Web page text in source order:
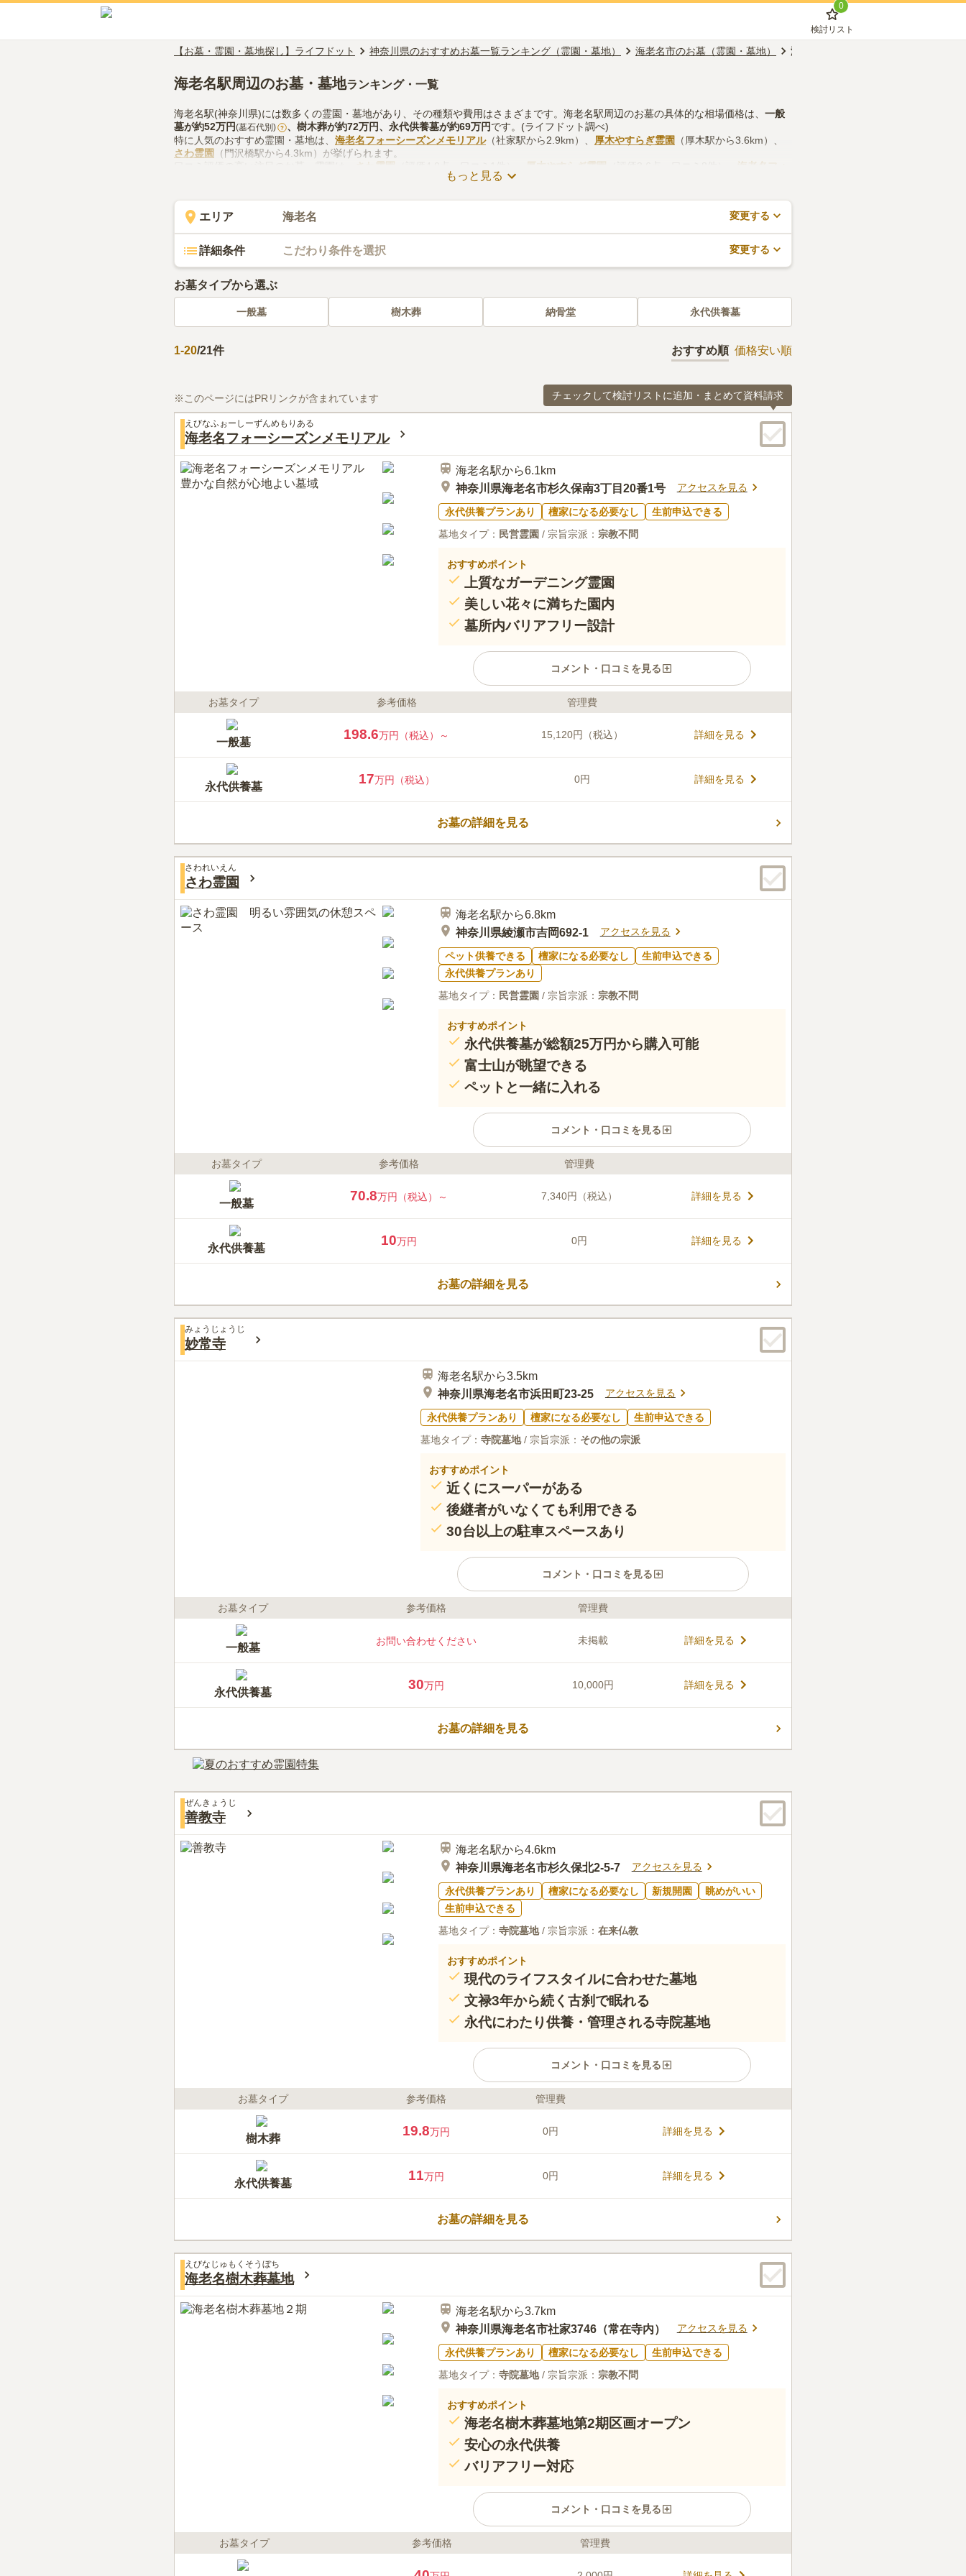
0
検討リスト
【お墓・霊園・墓地探し】ライフドット 神奈川県のおすすめお墓一覧ランキング（霊園・墓地） 海老名市のお墓（霊園・墓地） 海老名駅のお墓（霊園・墓地）
海老名駅周辺のお墓・墓地ランキング・一覧
海老名駅(神奈川県)には数多くの霊園・墓地があり、その種類や費用はさまざまです。海老名駅周辺のお墓の具体的な相場価格は、 一般
墓が約52万円(墓石代別) ? 、 樹木葬が約72万円、 永代供養墓が約69万円です。(ライフドット調べ)
特に人気のおすすめ霊園・墓地は、 海老名フォーシーズンメモリアル（社家駅から2.9km）、 厚木やすらぎ霊園 （厚木駅から3.6km）、
さわ霊園 （門沢橋駅から4.3km）が挙げられます。
さわ霊園 厚木やすらぎ霊園
海老名フォ
（評価3.4点・口コミ6件）があります。
での供花やお線香の入手方法などを考慮して選ぶとよいでしょう。資料請求や見学予約が無料でできますので、活用してみてください。
もっと見る
エリア 海老名 変更する
詳細条件 こだわり条件を選択 変更する
お墓タイプから選ぶ
一般墓 樹木葬 納骨堂 永代供養墓
1-20/21件 おすすめ順 価格安い順
※このページにはPRリンクが含まれています チェックして検討リストに追加・まとめて資料請求
えびなふぉーしーずんめもりある
海老名フォーシーズンメモリアル
海老名駅から6.1km
神奈川県海老名市杉久保南3丁目20番1号
アクセスを見る
永代供養プランあり 檀家になる必要なし
生前申込できる
墓地タイプ： 民営霊園 / 宗旨宗派： 宗教不問
おすすめポイント
上質なガーデニング霊園
美しい花々に満ちた園内
墓所内バリアフリー設計
コメント・口コミを見る
ライフドット編集部のコメント
駅」よりバスで約12分の立地です。園内には大型駐車場がある
ので、車でもアクセスしやすいです。 イングリッシュガーデン
の花と緑に満ちています。 墓所内バリアフリー設計、主参道に
身障者対応車両の乗り入れが可能となっており、体の不自由な
方でも安心してお参りすることができます。
口コミ評価
みんなの評価
こで購入する事が多いです。駅前からバス停までに目立ったお花屋さん
はありません。お供え物はスーパーで購入します。墓地の周りは住宅街
口コミの続きを読む
お墓タイプ 参考価格 管理費
一般墓
198.6万円（税込）～ 15,120円（税込） 詳細を見る
永代供養墓
17万円（税込） 0円 詳細を見る
お墓の詳細を見る
さわれいえん
さわ霊園
海老名駅から6.8km
神奈川県綾瀬市吉岡692-1
アクセスを見る
ペット供養できる 檀家になる必要なし
生前申込できる
永代供養プランあり
墓地タイプ： 民営霊園 / 宗旨宗派： 宗教不問
おすすめポイント
永代供養墓が総額25万円から購入可能
富士山が眺望できる
ペットと一緒に入れる
コメント・口コミを見る
ライフドット編集部のコメント
四季折々の草花が咲く美しい園内は、区画ごとにゆとりを確保
してあります。 バリアフリー設計になっており、駐車場から墓
施工のため、高齢の方や車椅子の方でも安心してお参りするこ
とができます。 管理体制もしっかりしており、常駐の管理スタ
ッフに仏事や会食の相談などもすることができます。
口コミ評価
みんなの評価
お花やろうそく、お供え物を購入することができるのが便利です。お墓
お墓タイプ 参考価格 管理費
一般墓
70.8万円（税込）～ 7,340円（税込） 詳細を見る
永代供養墓
10万円 0円 詳細を見る
お墓の詳細を見る
みょうじょうじ
妙常寺
海老名駅から3.5km
神奈川県海老名市浜田町23-25
アクセスを見る
永代供養プランあり 檀家になる必要なし
生前申込できる
墓地タイプ： 寺院墓地/ 宗旨宗派： その他の宗派
おすすめポイント
近くにスーパーがある
後継者がいなくても利用できる
30台以上の駐車スペースあり
コメント・口コミを見る
ライフドット編集部のコメント
痛くならないよう全てイス席になっており、床暖房も完備されてい
ます。控室としても使用できる和室は15畳あり、宿泊も可能なた
保育園や幼稚園、小学校があるため、子どもたちの元気な声が聞こ
えとても明るい雰囲気です。
口コミ評価
この霊園はまだ誰からも評価されていません。
お墓タイプ 参考価格 管理費
一般墓
お問い合わせください 未掲載 詳細を見る
永代供養墓
30万円 10,000円 詳細を見る
お墓の詳細を見る
ぜんきょうじ
善教寺
海老名駅から4.6km
神奈川県海老名市杉久保北2-5-7
アクセスを見る
永代供養プランあり 檀家になる必要なし 新規開園
眺めがいい
生前申込できる
墓地タイプ： 寺院墓地/ 宗旨宗派： 在来仏教
おすすめポイント
現代のライフスタイルに合わせた墓地
文禄3年から続く古刹で眠れる
永代にわたり供養・管理される寺院墓地
コメント・口コミを見る
ライフドット編集部のコメント
寺です。相模七福神の一つ「布袋尊」のある寺として知られ、
「子授かり観音」の寺としても信仰されています。地元の絵
る寺」としても親しまれ、境内には四季折々の花が咲き誇りま
す。新しくオープンする永代供養墓・樹木葬エリアは、現代の
悩みである後継者や費用の面が考慮されたお墓です。境内散策
口コミ評価
この霊園はまだ誰からも評価されていません。
お墓タイプ 参考価格 管理費
樹木葬
19.8万円 0円 詳細を見る
永代供養墓
11万円 0円 詳細を見る
お墓の詳細を見る
えびなじゅもくそうぼち
海老名樹木葬墓地
海老名駅から3.7km
神奈川県海老名市社家3746（常在寺内）
アクセスを見る
永代供養プランあり 檀家になる必要なし
生前申込できる
墓地タイプ： 寺院墓地/ 宗旨宗派： 宗教不問
おすすめポイント
海老名樹木葬墓地第2期区画オープン
安心の永代供養
バリアフリー対応
コメント・口コミを見る
ライフドット編集部のコメント
お墓タイプ 参考価格 管理費